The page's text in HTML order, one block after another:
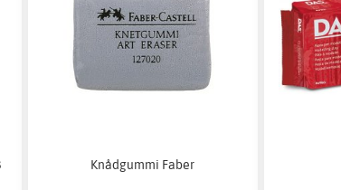
Knådgummi Faber